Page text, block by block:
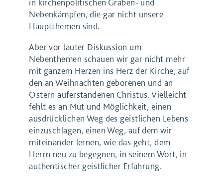
Nebenkämpfen, die gar nicht unsere
Hauptthemen sind.
Aber vor lauter Diskussion um
Nebenthemen schauen wir gar nicht mehr
mit ganzem Herzen ins Herz der Kirche, auf
den an Weihnachten geborenen und an
Ostern auferstandenen Christus. Vielleicht
fehlt es an Mut und Möglichkeit, einen
ausdrücklichen Weg des geistlichen Lebens
einzuschlagen, einen Weg, auf dem wir
miteinander lernen, wie das geht, dem
Herrn neu zu begegnen, in seinem Wort, in
authentischer geistlicher Erfahrung.